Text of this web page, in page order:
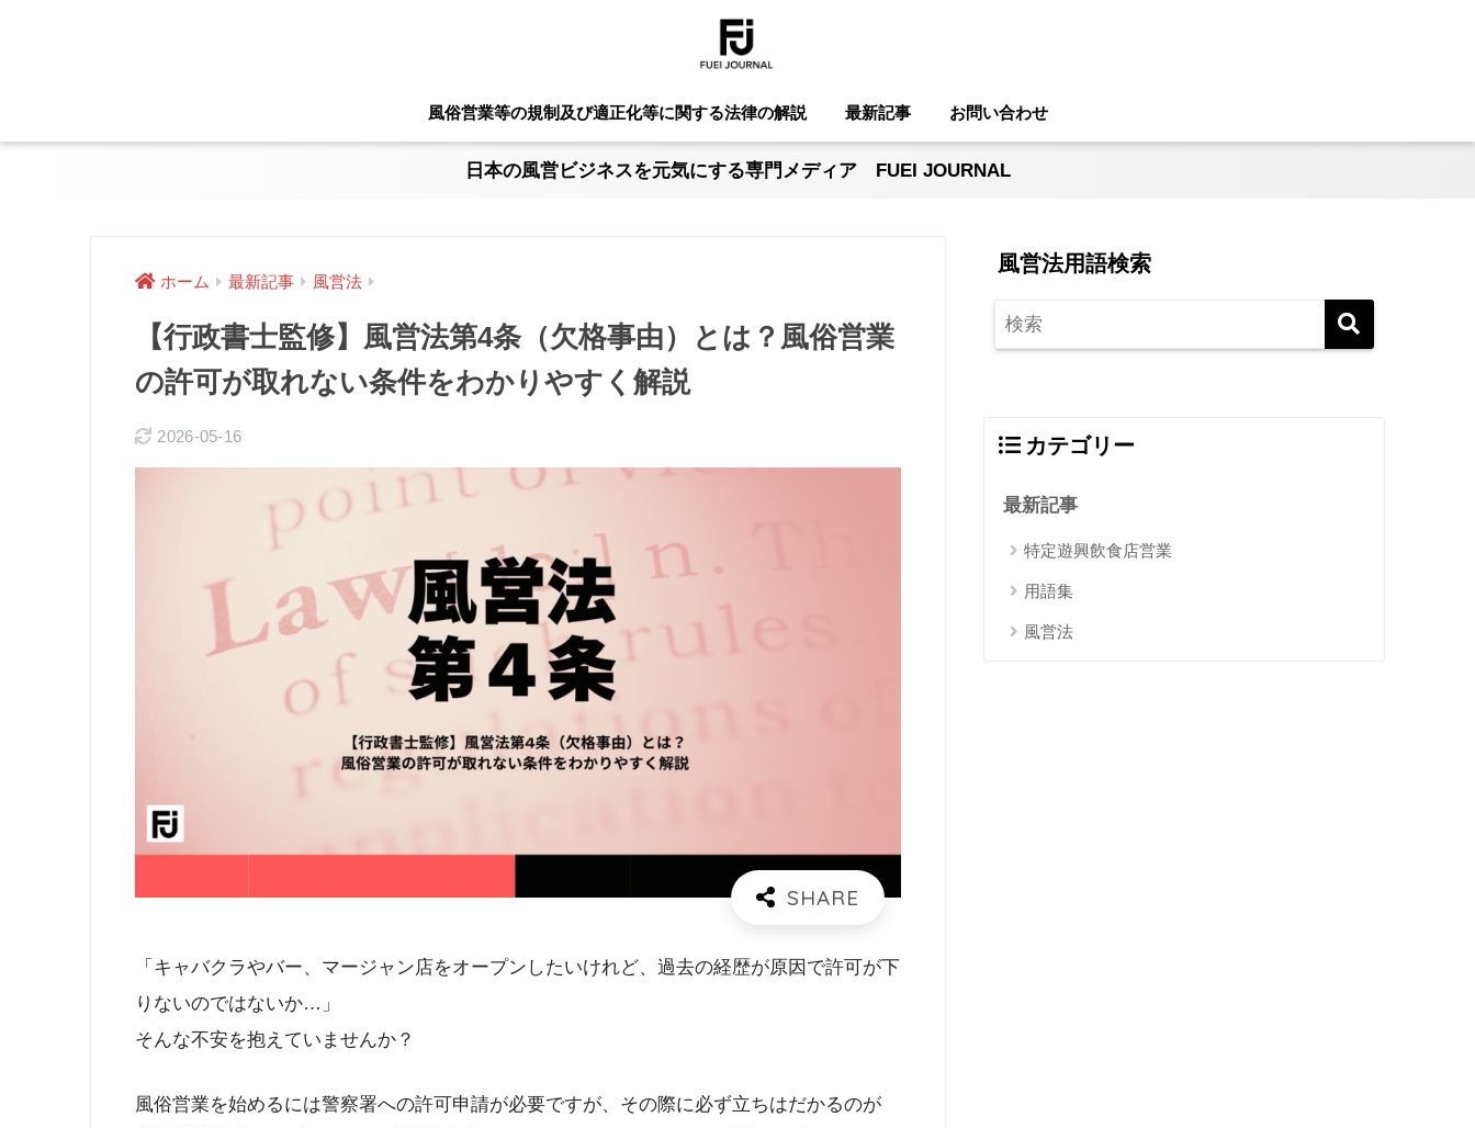
風俗営業等の規制及び適正化等に関する法律の解説 最新記事 お問い合わせ
日本の風営ビジネスを元気にする専門メディア FUEI JOURNAL
ホーム 最新記事 風営法
【行政書士監修】風営法第4条（欠格事由）とは？風俗営業
の許可が取れない条件をわかりやすく解説
2026-05-16
「キャバクラやバー、マージャン店をオープンしたいけれど、過去の経歴が原因で許可が下
りないのではないか…」
そんな不安を抱えていませんか？
風俗営業を始めるには警察署への許可申請が必要ですが、その際に必ず立ちはだかるのが
風営法用語検索
カテゴリー
最新記事
特定遊興飲食店営業
用語集
風営法